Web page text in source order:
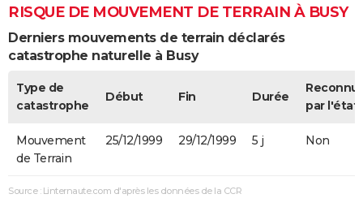
RISQUE DE MOUVEMENT DE TERRAIN À BUSY
Derniers mouvements de terrain déclarés
catastrophe naturelle à Busy
Type de
catastrophe
Début Fin Durée
par l'état
Mouvement
de Terrain
25/12/1999 29/12/1999 5 j Non
Source : Linternaute.com d'après les données de la CCR